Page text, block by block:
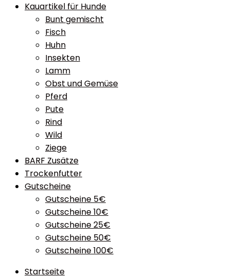
Kauartikel für Hunde
Bunt gemischt
Fisch
Huhn
Insekten
Lamm
Obst und Gemüse
Pferd
Pute
Rind
Wild
Ziege
BARF Zusätze
Trockenfutter
Gutscheine
Gutscheine 5€
Gutscheine 10€
Gutscheine 25€
Gutscheine 50€
Gutscheine 100€
Startseite